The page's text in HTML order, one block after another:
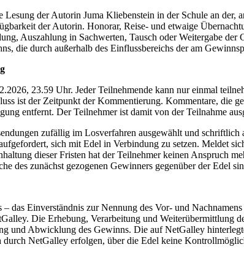
der Autorin Juma Kliebenstein in der Schule an
der Autorin. Honorar, Reise- und etwaige
Auszahlung in Sachwerten, Tausch oder Weitergabe
die durch außerhalb des Einflussbereichs der am
23.59 Uhr. Jeder Teilnehmende kann nur einmal
ist der Zeitpunkt der Kommentierung. Kommentare, die
entfernt. Der Teilnehmer ist damit von der Teilnahme
zufällig im Losverfahren ausgewählt und
sich mit Edel in Verbindung zu setzen. Meldet
dieser Fristen hat der Teilnehmer keinen Anspruch
des zunächst gezogenen Gewinners gegenüber der Edel
das Einverständnis zur Nennung des Vor- und
Die Erhebung, Verarbeitung und Weiterübermittlung
und Abwicklung des Gewinns. Die auf NetGalley
NetGalley erfolgen, über die Edel keine